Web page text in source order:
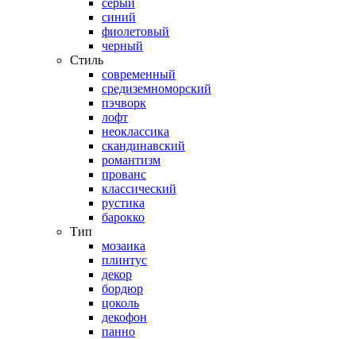
серый
синий
фиолетовый
черный
Стиль
современный
средиземноморский
пэчворк
лофт
неоклассика
скандинавский
романтизм
прованс
классический
рустика
барокко
Тип
мозаика
плинтус
декор
бордюр
цоколь
декофон
панно